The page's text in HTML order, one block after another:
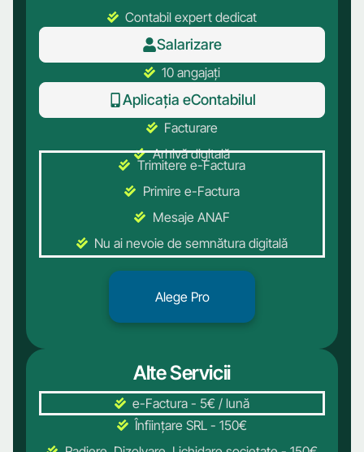
Contabil expert dedicat
Salarizare
10 angajați
Aplicația eContabilul
Facturare
Arhivă digitală
Trimitere e-Factura
Primire e-Factura
Mesaje ANAF
Nu ai nevoie de semnătura digitală
Alege Pro
Alege Pro
Alte Servicii
e-Factura - 5€ / lună
Înființare SRL - 150€